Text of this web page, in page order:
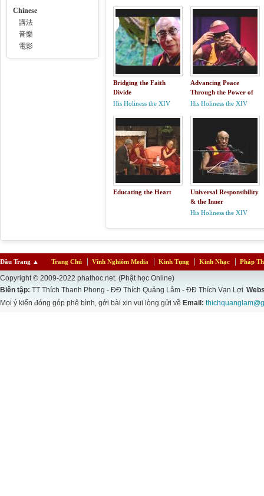
Chinese
講法
音樂
電影
clinical)
Bridging the Faith
Divide
His Holiness the XIV
Advancing Peace
Through the Power of
Aloha
His Holiness the XIV
Educating the Heart
Universal Responsibility
& the Inner
Environment
His Holiness the XIV
Đầu Trang ▲ Trang Chủ Vĩnh Nghiêm Media Kinh Tụng Kinh Nhạc Pháp
Copyright © 2009-2022 phathoc.net. (Phật học Online)
Biên tập: TT Thích Thanh Phong - ĐĐ Thích Quảng Lâm - ĐĐ Thích Vạn Lợi
Mọi ý kiến đóng góp phê bình, gởi bài xin vui lòng gửi về Email: